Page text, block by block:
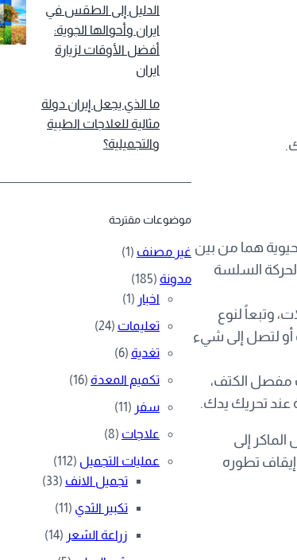
هما من بين
السلسة
وتبعاً لنوع
لتصل إلى شيء
مفصل الكتف،
عند تحريك يدك.
إلى
تطوره
الدليل إلى الطقس في
ايران وأحوالها الجوية:
أفضل الأوقات لزيارة
ايران
ما الذي يجعل إيران دولة
مثالية للعلاجات الطبية
والتجميلية؟
موضوعات مقترحة
غير مصنف (1)
مدونة (185)
اخبار (1)
تعليمات (24)
تغدية (6)
تكميم المعدة (16)
سفر (11)
علاجات (8)
عمليات التجميل (112)
تجميل الانف (33)
تكبير الثدي (11)
زراعة الشعر (14)